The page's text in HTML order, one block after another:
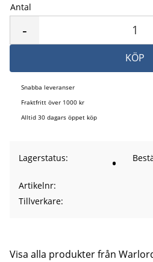
Antal
-
KÖP
Snabba leveranser
Fraktfritt över 1000 kr
Alltid 30 dagars öppet köp
Lagerstatus
Artikelnr
Tillverkare
Visa alla produkter från